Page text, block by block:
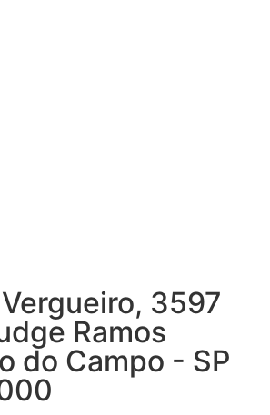
3597
Ramos
do Campo - SP